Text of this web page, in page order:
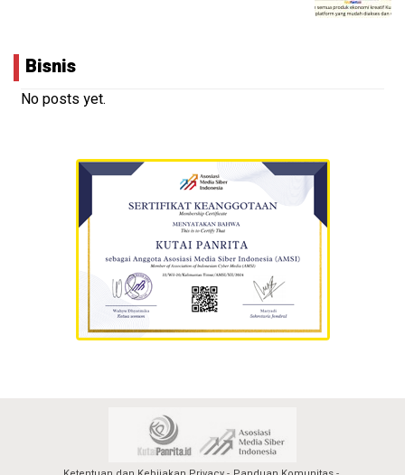
Bisnis
No posts yet.